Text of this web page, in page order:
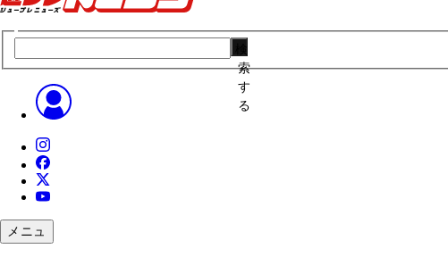
索
す
る
メニュ